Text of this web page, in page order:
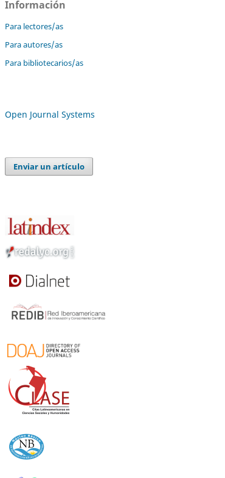
Información
Para lectores/as
Para autores/as
Para bibliotecarios/as
Open Journal Systems
Enviar un artículo